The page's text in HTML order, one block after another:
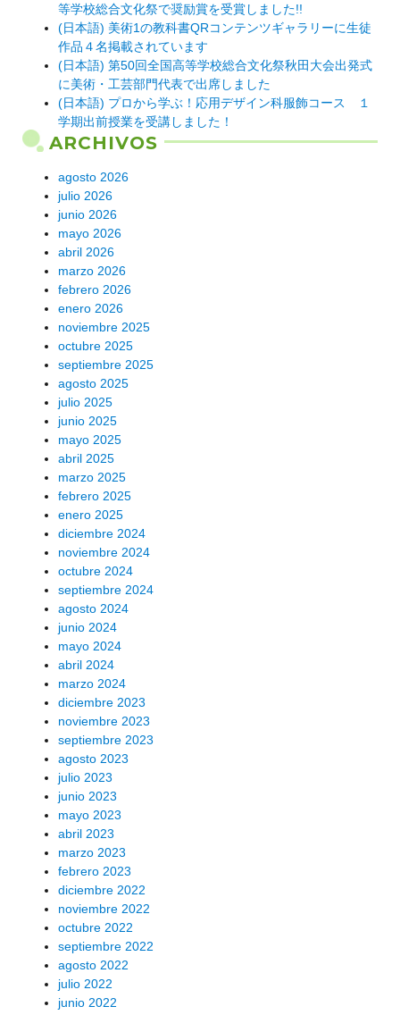
等学校総合文化祭で奨励賞を受賞しました!!
(日本語) 美術1の教科書QRコンテンツギャラリーに生徒
作品４名掲載されています
(日本語) 第50回全国高等学校総合文化祭秋田大会出発式
に美術・工芸部門代表で出席しました
(日本語) プロから学ぶ！応用デザイン科服飾コース １
学期出前授業を受講しました！
ARCHIVOS
agosto 2026
julio 2026
junio 2026
mayo 2026
abril 2026
marzo 2026
febrero 2026
enero 2026
noviembre 2025
octubre 2025
septiembre 2025
agosto 2025
julio 2025
junio 2025
mayo 2025
abril 2025
marzo 2025
febrero 2025
enero 2025
diciembre 2024
noviembre 2024
octubre 2024
septiembre 2024
agosto 2024
junio 2024
mayo 2024
abril 2024
marzo 2024
diciembre 2023
noviembre 2023
septiembre 2023
agosto 2023
julio 2023
junio 2023
mayo 2023
abril 2023
marzo 2023
febrero 2023
diciembre 2022
noviembre 2022
octubre 2022
septiembre 2022
agosto 2022
julio 2022
junio 2022